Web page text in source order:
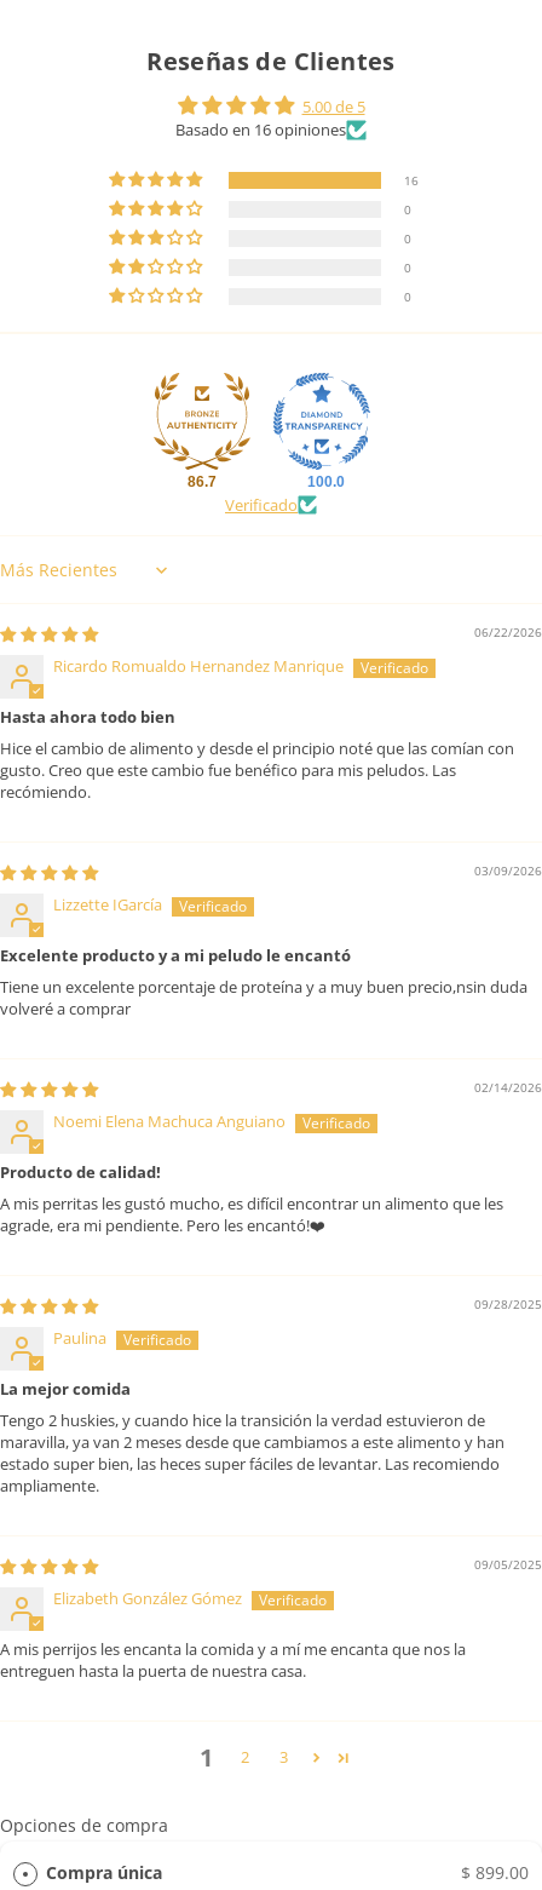
Reseñas de Clientes
5.00 de 5
Basado en 16 opiniones
16
0
0
0
0
86.7 100.0
Verificado
Sort by
06/22/2026
Ricardo Romualdo Hernandez Manrique
Hasta ahora todo bien
Hice el cambio de alimento y desde el principio noté que las comían con
gusto. Creo que este cambio fue benéfico para mis peludos. Las
recómiendo.
03/09/2026
Lizzette IGarcía
Excelente producto y a mi peludo le encantó
Tiene un excelente porcentaje de proteína y a muy buen precio,nsin duda
volveré a comprar
02/14/2026
Noemi Elena Machuca Anguiano
Producto de calidad!
A mis perritas les gustó mucho, es difícil encontrar un alimento que les
agrade, era mi pendiente. Pero les encantó!❤️
09/28/2025
Paulina
La mejor comida
Tengo 2 huskies, y cuando hice la transición la verdad estuvieron de
maravilla, ya van 2 meses desde que cambiamos a este alimento y han
estado super bien, las heces super fáciles de levantar. Las recomiendo
ampliamente.
09/05/2025
Elizabeth González Gómez
A mis perrijos les encanta la comida y a mí me encanta que nos la
entreguen hasta la puerta de nuestra casa.
1 2 3
Opciones de compra
Compra única $ 899.00